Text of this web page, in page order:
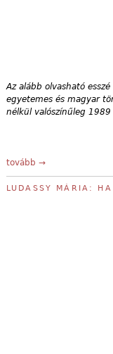
Az alább olvasható
egyetemes és magyar
nélkül valószínűleg
tovább →
LUDASSY MÁRIA: